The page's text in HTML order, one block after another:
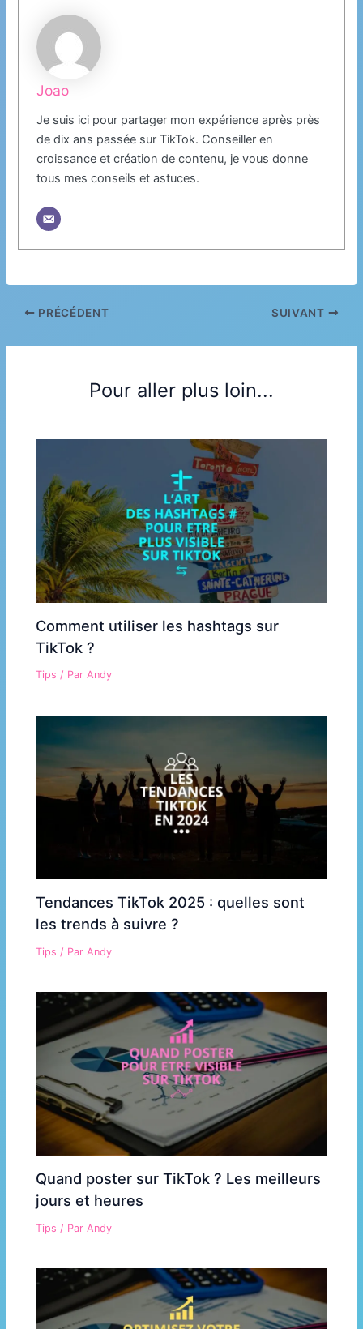
Joao
Je suis ici pour partager mon expérience après près
de dix ans passée sur TikTok. Conseiller en
croissance et création de contenu, je vous donne
tous mes conseils et astuces.
PRÉCÉDENT SUIVANT
Pour aller plus loin...
Comment utiliser les hashtags sur
TikTok ?
Tips / ParAndy
Tendances TikTok 2025 : quelles sont
les trends à suivre ?
Tips / Par Andy
Quand poster sur TikTok ? Les meilleurs
jours et heures
Tips / Par Andy